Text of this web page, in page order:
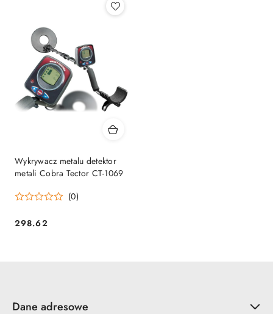
Wykrywacz metalu detektor
metali Cobra Tector CT-1069
(0)
Cena:
298.62
Dane adresowe